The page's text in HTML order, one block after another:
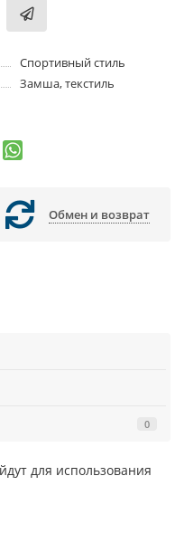
Спортивный стиль
Замша, текстиль
Обмен и возврат
0
для использования